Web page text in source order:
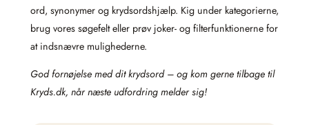
ord, synonymer og krydsordshjælp. Kig under kategorierne,
brug vores søgefelt eller prøv joker- og filterfunktionerne for
at indsnævre mulighederne.
God fornøjelse med dit krydsord – og kom gerne tilbage til
Kryds.dk, når næste udfordring melder sig!